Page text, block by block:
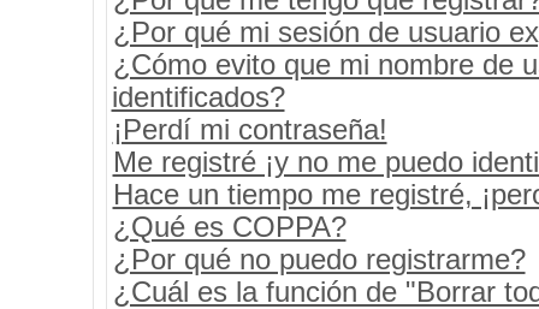
¿Por qué mi sesión de usuario
¿Cómo evito que mi nombre de
identificados?
¡Perdí mi contraseña!
Me registré ¡y no me puedo
Hace un tiempo me registré,
¿Qué es COPPA?
¿Por qué no puedo registrarme?
¿Cuál es la función de "Borrar